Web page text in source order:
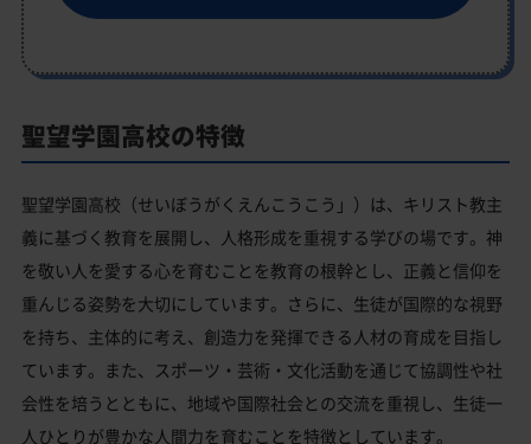
聖望学園高校の特徴
聖望学園高校（せいぼうがくえんこうこう」）は、キリスト教主
義に基づく教育を展開し、人格形成を重視する学びの場です。神
を敬い人を愛する心を育むことを教育の根幹とし、正義と信仰を
重んじる姿勢を大切にしています。さらに、生徒が国際的な視野
を持ち、主体的に考え、創造力を発揮できる人材の育成を目指し
ています。また、スポーツ・芸術・文化活動を通じて協調性や社
会性を培うとともに、地域や国際社会との交流を重視し、生徒一
人ひとりが豊かな人間力を育むことを特徴としています。